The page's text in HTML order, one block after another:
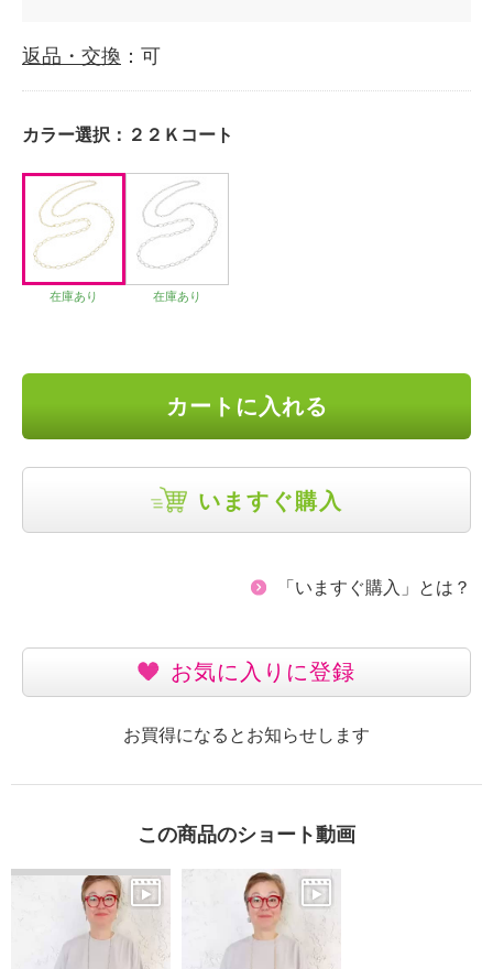
返品・交換 ：可
カラー選択： ２２Ｋコート
在庫あり 在庫あり
カートに入れる
いますぐ購入
「いますぐ購入」とは？
お気に入りに登録
お買得になるとお知らせします
この商品のショート動画